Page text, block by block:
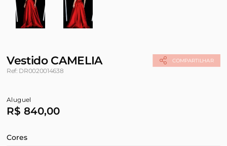
COMPARTILHAR
Vestido CAMELIA
Ref: DR0020014638
Aluguel
R$ 840,00
Cores